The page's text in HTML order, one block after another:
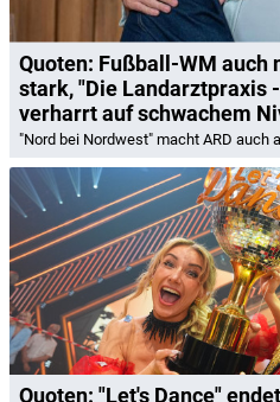
Quoten: Fußball-WM auch
stark, "Die Landarztpraxis
verharrt auf schwachem
"Nord bei Nordwest" macht ARD auch
Quoten: "Let's Dance"